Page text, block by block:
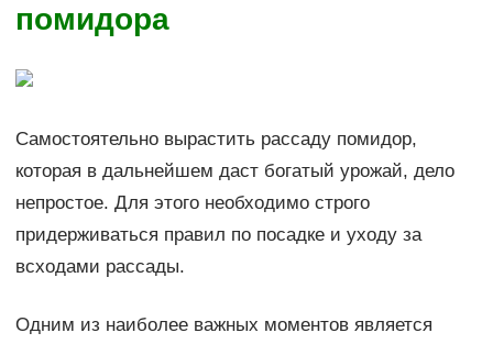
помидора
Самостоятельно вырастить рассаду помидор,
которая в дальнейшем даст богатый урожай, дело
непростое. Для этого необходимо строго
придерживаться правил по посадке и уходу за
всходами рассады.
Одним из наиболее важных моментов является